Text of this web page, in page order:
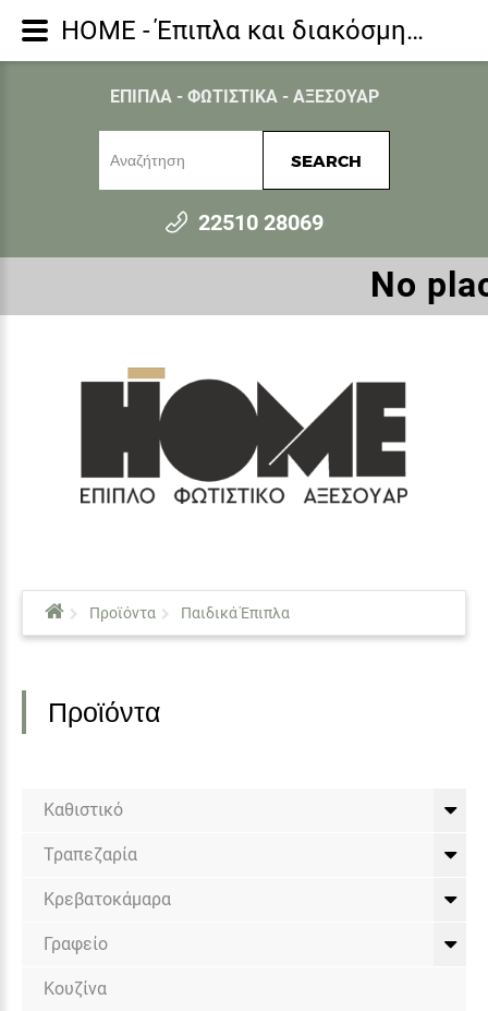
ΕΠΙΠΛΑ - ΦΩΤΙΣΤΙΚΑ - ΑΞΕΣΟΥΑΡ
SEARCH
22510 28069
Νο
Προϊόντα Παιδικά Έπιπλα
Προϊόντα
Καθιστικό
Τραπεζαρία
Κρεβατοκάμαρα
Γραφείο
Κουζίνα
HOME - Έπιπλα και διακόσμηση για όλο το σπίτι - Παιδικά Έπιπλα